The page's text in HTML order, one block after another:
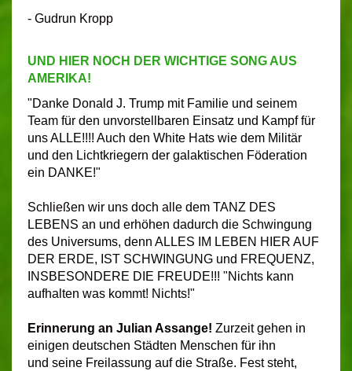
- Gudrun Kropp
UND HIER NOCH DER WICHTIGE SONG AUS
AMERIKA!
"Danke Donald J. Trump mit Familie und seinem
Team für den unvorstellbaren Einsatz und Kampf für
uns ALLE!!!! Auch den White Hats wie dem Militär
und den Lichtkriegern der galaktischen Föderation
ein DANKE!"
Schließen wir uns doch alle dem TANZ DES
LEBENS an und erhöhen dadurch die Schwingung
des Universums, denn ALLES IM LEBEN HIER AUF
DER ERDE, IST SCHWINGUNG und FREQUENZ,
INSBESONDERE DIE FREUDE!!! "Nichts kann
aufhalten was kommt! Nichts!"
Erinnerung an Julian Assange! Zurzeit gehen in
einigen deutschen Städten Menschen für ihn
und seine Freilassung auf die Straße. Fest steht,